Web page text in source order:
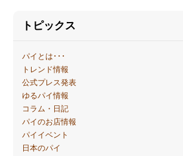
トピックス
パイとは･･･
トレンド情報
公式プレス発表
ゆるパイ情報
コラム・日記
パイのお店情報
パイイベント
日本のパイ